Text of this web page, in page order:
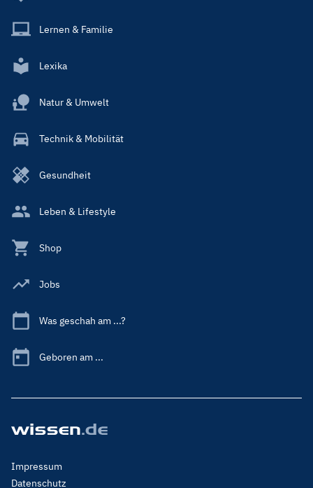
Lernen & Familie
Lexika
Natur & Umwelt
Technik & Mobilität
Gesundheit
Leben & Lifestyle
Shop
Jobs
Was geschah am ...?
Geboren am ...
Footer
Menu
Impressum
Datenschutz